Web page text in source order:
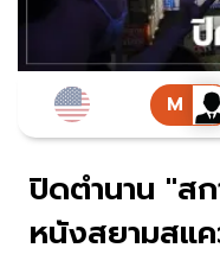
ปิดตำนาน "ส
หนังสยามสแ